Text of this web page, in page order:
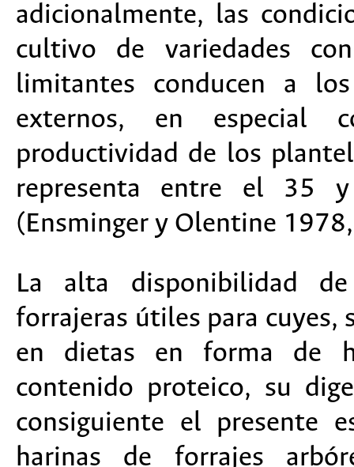
adicionalmente, las
cultivo de variedades
limitantes conducen a
externos, en especial
productividad de los
representa entre el 35
(Ensminger y Olentine
La alta disponibilidad
forrajeras útiles para
en dietas en forma de
contenido proteico, su
consiguiente el presente
harinas de forrajes